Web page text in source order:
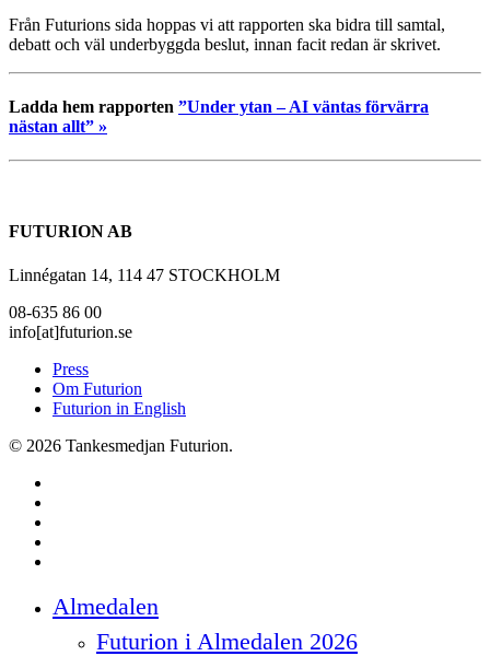
Från Futurions sida hoppas vi att rapporten ska bidra till samtal,
debatt och väl underbyggda beslut, innan facit redan är skrivet.
Ladda hem rapporten ”Under ytan – AI väntas förvärra
nästan allt” »
FUTURION AB
Linnégatan 14, 114 47 STOCKHOLM
08-635 86 00
info[at]futurion.se
Press
Om Futurion
Futurion in English
© 2026 Tankesmedjan Futurion.
Menu
Almedalen
Futurion i Almedalen 2026